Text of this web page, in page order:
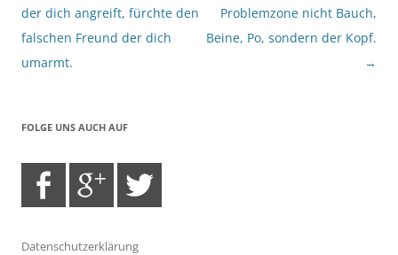
der dich angreift, fürchte den
falschen Freund der dich
umarmt.
Problemzone nicht Bauch,
Beine, Po, sondern der Kopf.
→
FOLGE UNS AUCH AUF
Datenschutzerklärung